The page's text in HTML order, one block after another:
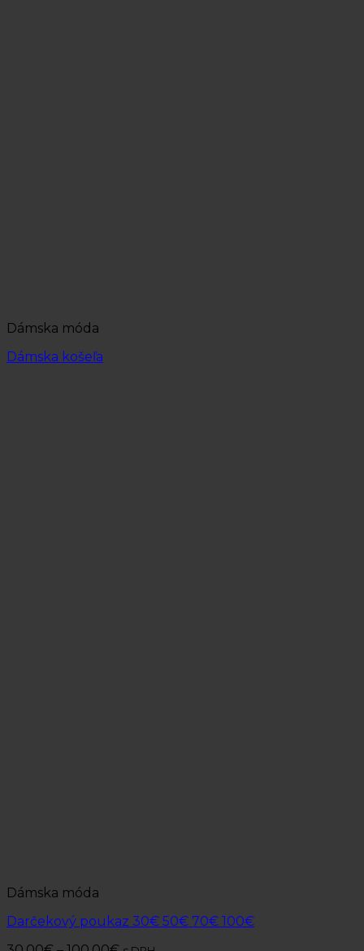
Dámska móda
Dámska košeľa
Dámska móda
Darčekový poukaz 30€ 50€ 70€ 100€